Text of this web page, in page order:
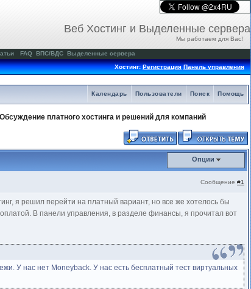
Веб Хостинг и Выделенные сервера
Мы работаем для Вас!
FAQ ВПС/ВДС Выделенные сервера
Хостинг:Регистрация Панель управления
Помощь
Поиск
Пользователи
Календарь
Обсуждение платного хостинга и решений для компаний
Опции
Сообщение #1
я решил перейти на платный вариант, но все же хотелось бы
В панели управления, в разделе финансы, я прочитал вот
У нас нет Moneyback. У нас есть бесплатный тест виртуальных